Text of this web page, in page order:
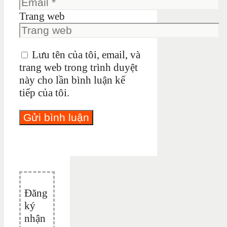
Trang web
Lưu tên của tôi, email, và
trang web trong trình duyệt
này cho lần bình luận kế
tiếp của tôi.
Đăng
ký
nhận